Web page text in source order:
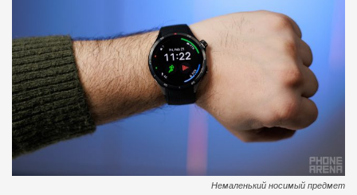
Немаленький носимый предмет